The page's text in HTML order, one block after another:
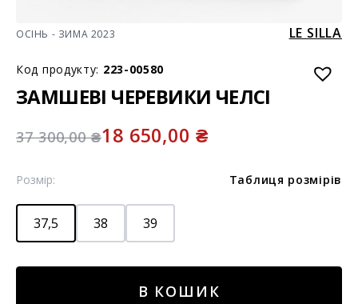
ОСІНЬ - ЗИМА 2023 LE SILLA
Код продукту: 223-00580
ЗАМШЕВІ ЧЕРЕВИКИ ЧЕЛСІ
37 300,00₴18 650,00 ₴
Розмір: Таблиця розмірів
37,5 38 39
В КОШИК